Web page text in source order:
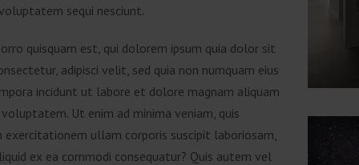
sequi nesciunt.
quisquam est, qui dolorem ipsum quia dolor sit
adipisci velit, sed quia non numquam eius
incidunt ut labore et dolore magnam aliquam
Ut enim ad minima veniam, quis
exercitationem ullam corporis suscipit laboriosam,
ex ea commodi consequatur? Quis autem vel